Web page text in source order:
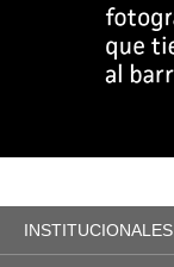
INSTITUCIONALES